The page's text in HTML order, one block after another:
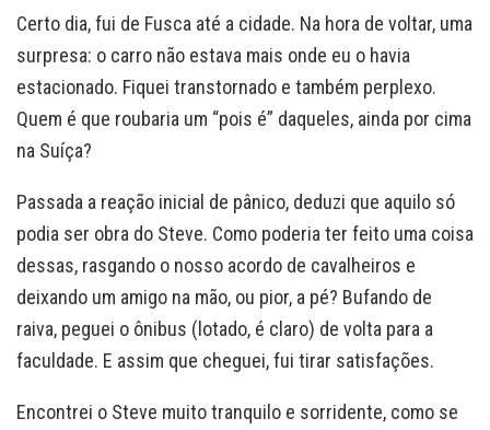
Certo dia, fui de Fusca até a cidade. Na hora de voltar, uma
surpresa: o carro não estava mais onde eu o havia
estacionado. Fiquei transtornado e também perplexo.
Quem é que roubaria um “pois é” daqueles, ainda por cima
na Suíça?
Passada a reação inicial de pânico, deduzi que aquilo só
podia ser obra do Steve. Como poderia ter feito uma coisa
dessas, rasgando o nosso acordo de cavalheiros e
deixando um amigo na mão, ou pior, a pé? Bufando de
raiva, peguei o ônibus (lotado, é claro) de volta para a
faculdade. E assim que cheguei, fui tirar satisfações.
Encontrei o Steve muito tranquilo e sorridente, como se